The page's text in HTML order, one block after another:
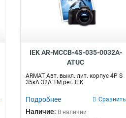
IEK AR-MCCB-4S-035-0032A-
ATUC
ARMAT Авт. выкл. лит. корпус 4P S
35кА 32А ТМ рег. IEK
Подробнее Сравнить
Наличие: В наличии